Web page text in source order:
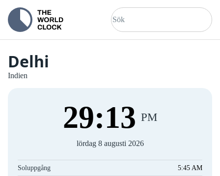
Delhi
Indien
29:14 PM
lördag 8 augusti 2026
Soluppgång 5:45 AM